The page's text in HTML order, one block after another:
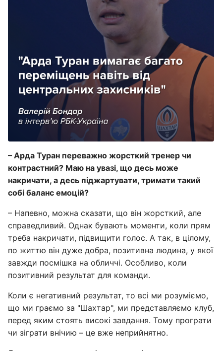
– Арда Туран переважно жорсткий тренер чи
контрастний? Маю на увазі, що десь може
накричати, а десь піджартувати, тримати такий
собі баланс емоцій?
– Напевно, можна сказати, що він жорсткий, але
справедливий. Однак бувають моменти, коли прям
треба накричати, підвищити голос. А так, в цілому,
по життю він дуже добра, позитивна людина, у якої
завжди посмішка на обличчі. Особливо, коли
позитивний результат для команди.
Коли є негативний результат, то всі ми розуміємо,
що ми граємо за "Шахтар", ми представляємо клуб,
перед яким стоять високі завдання. Тому програти
чи зіграти внічию – це вже неприйнятно.